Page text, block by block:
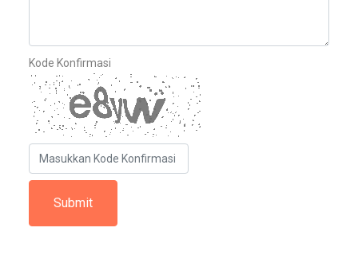
Kode Konfirmasi